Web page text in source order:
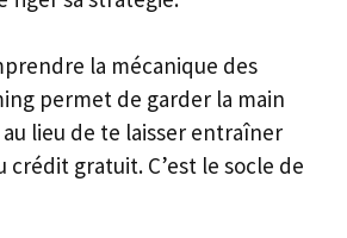
la mécanique des
permet de garder la main
lieu de te laisser entraîner
crédit gratuit. C’est le socle de